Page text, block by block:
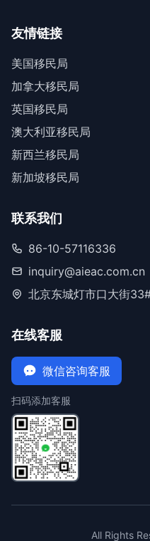
友情链接
美国移民局
加拿大移民局
英国移民局
澳大利亚移民局
新西兰移民局
新加坡移民局
联系我们
86-10-57116336
inquiry@aieac.com.cn
北京东城灯市口大街
在线客服
微信咨询客服
扫码添加客服
All Rights